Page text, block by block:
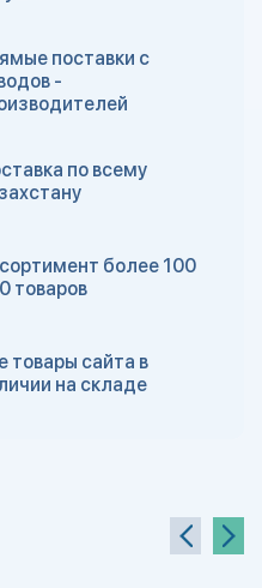
поставки с
-
по всему
более 100
товаров
товары сайта в
на складе